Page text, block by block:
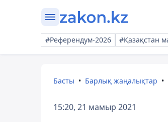
#Референдум-2026 #Қазақстан
Басты Барлық жаңалықтар
15:20, 21 мамыр 2021